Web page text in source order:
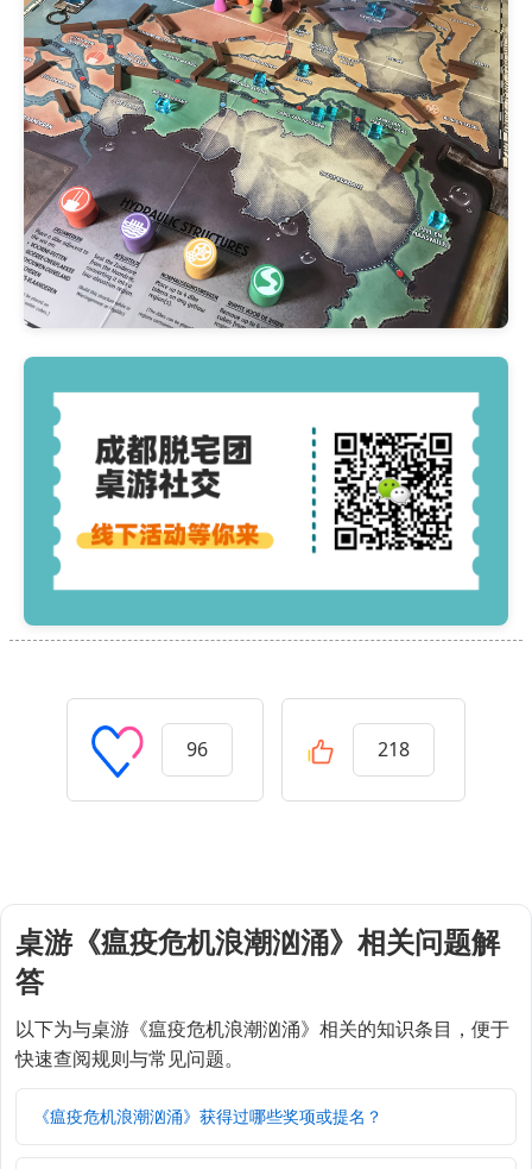
96 218
桌游《瘟疫危机浪潮汹涌》相关问题解
答
以下为与桌游《瘟疫危机浪潮汹涌》相关的知识条目，便于
快速查阅规则与常见问题。
《瘟疫危机浪潮汹涌》获得过哪些奖项或提名？